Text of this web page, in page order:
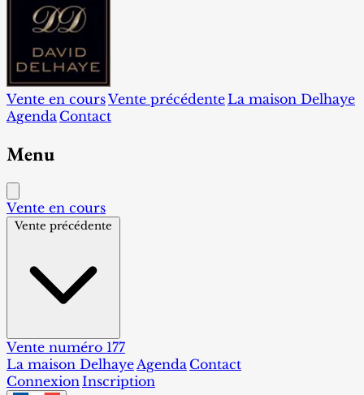
Vente en coursVente précédente La maison Delhaye
Agenda Contact
Menu
Vente en cours
Vente précédente
Vente numéro 177
La maison DelhayeAgenda Contact
ConnexionInscription